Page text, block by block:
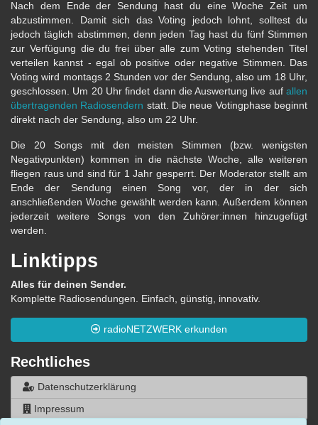
Nach dem Ende der Sendung hast du eine Woche Zeit um
abzustimmen. Damit sich das Voting jedoch lohnt, solltest du
jedoch täglich abstimmen, denn jeden Tag hast du fünf Stimmen
zur Verfügung die du frei über alle zum Voting stehenden Titel
verteilen kannst - egal ob positive oder negative Stimmen. Das
Voting wird montags 2 Stunden vor der Sendung, also um 18 Uhr,
geschlossen. Um 20 Uhr findet dann die Auswertung live auf allen
übertragenden Radiosendern statt. Die neue Votingphase beginnt
direkt nach der Sendung, also um 22 Uhr.
Die 20 Songs mit den meisten Stimmen (bzw. wenigsten
Negativpunkten) kommen in die nächste Woche, alle weiteren
fliegen raus und sind für 1 Jahr gesperrt. Der Moderator stellt am
Ende der Sendung einen Song vor, der in der sich
anschließenden Woche gewählt werden kann. Außerdem können
jederzeit weitere Songs von den Zuhörer:innen hinzugefügt
werden.
Linktipps
Alles für deinen Sender.
Komplette Radiosendungen. Einfach, günstig, innovativ.
radioNETZWERK erkunden
Rechtliches
Datenschutzerklärung
Impressum